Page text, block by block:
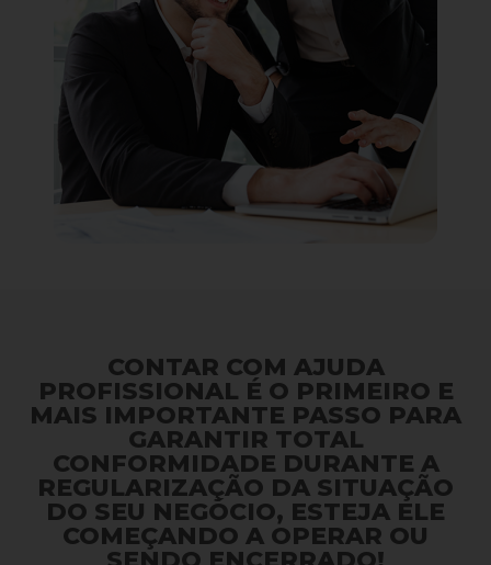
CONTAR COM AJUDA
PROFISSIONAL É O PRIMEIRO E
MAIS IMPORTANTE PASSO PARA
GARANTIR TOTAL
CONFORMIDADE DURANTE A
REGULARIZAÇÃO DA SITUAÇÃO
DO SEU NEGÓCIO, ESTEJA ELE
COMEÇANDO A OPERAR OU